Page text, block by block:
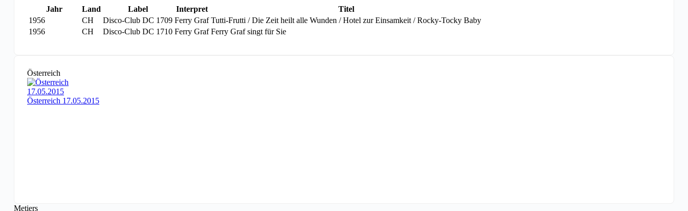
Jahr Land Label Interpret
Titel
1956
CH Disco-Club DC 1709 Ferry Graf Tutti-Frutti / Die Zeit heilt alle Wunden / Hotel zur Einsamkeit / Rocky-Tocky Baby
1956
CH Disco-Club DC 1710 Ferry Graf Ferry Graf singt für Sie
Österreich
Österreich 17.05.2015
Metiers